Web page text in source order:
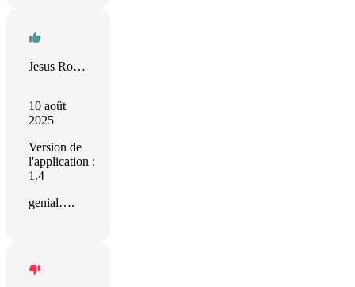
Jesus Rodriguez
10 août
2025
Version de
l'application :
1.4
genial….